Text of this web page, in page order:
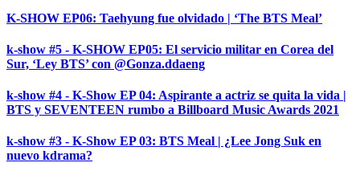
K-SHOW EP06: Taehyung fue olvidado | ‘The BTS Meal’
k-show #5 - K-SHOW EP05: El servicio militar en Corea del
Sur, ‘Ley BTS’ con @Gonza.ddaeng
k-show #4 - K-Show EP 04: Aspirante a actriz se quita la vida |
BTS y SEVENTEEN rumbo a Billboard Music Awards 2021
k-show #3 - K-Show EP 03: BTS Meal | ¿Lee Jong Suk en
nuevo kdrama?